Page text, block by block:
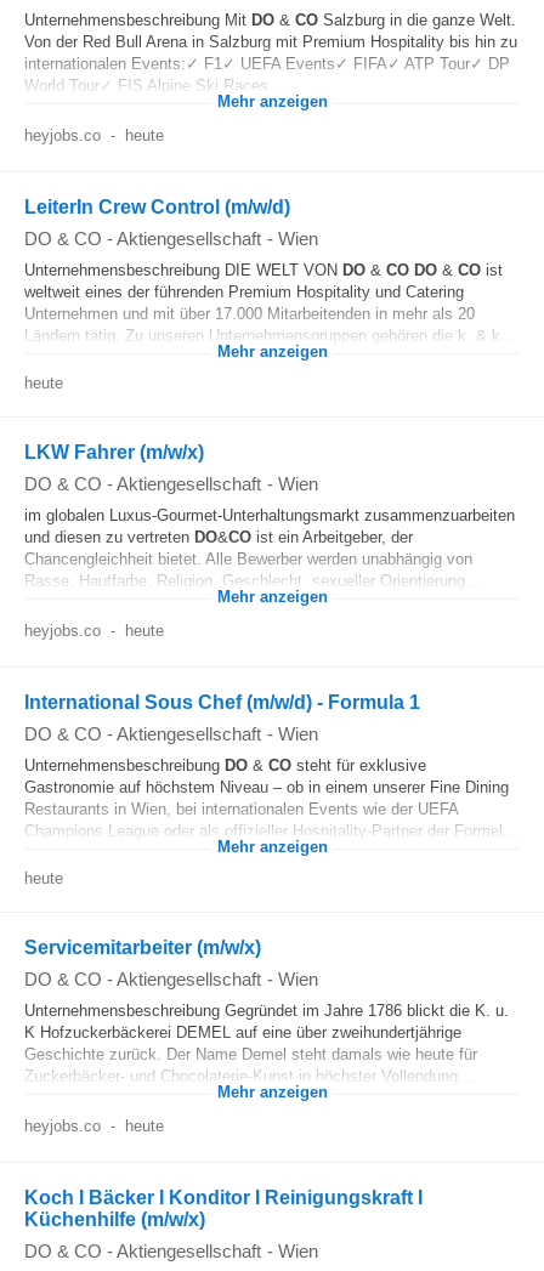
Unternehmensbeschreibung Mit DO & CO Salzburg in die ganze Welt.
Von der Red Bull Arena in Salzburg mit Premium Hospitality bis hin zu
internationalen Events:✓ F1✓ UEFA Events✓ FIFA✓ ATP Tour✓ DP
World Tour✓ FIS Alpine Ski Races...
Mehr anzeigen
heyjobs.co - heute
LeiterIn Crew Control (m/w/d)
DO & CO - Aktiengesellschaft - Wien
Unternehmensbeschreibung DIE WELT VON DO & CO DO & CO ist
weltweit eines der führenden Premium Hospitality und Catering
Unternehmen und mit über 17.000 Mitarbeitenden in mehr als 20
Ländern tätig. Zu unseren Unternehmensgruppen gehören die k. & k...
Mehr anzeigen
heute
LKW Fahrer (m/w/x)
DO & CO - Aktiengesellschaft - Wien
im globalen Luxus-Gourmet-Unterhaltungsmarkt zusammenzuarbeiten
und diesen zu vertreten DO&CO ist ein Arbeitgeber, der
Chancengleichheit bietet. Alle Bewerber werden unabhängig von
Rasse, Hautfarbe, Religion, Geschlecht, sexueller Orientierung...
Mehr anzeigen
heyjobs.co - heute
International Sous Chef (m/w/d) - Formula 1
DO & CO - Aktiengesellschaft - Wien
Unternehmensbeschreibung DO & CO steht für exklusive
Gastronomie auf höchstem Niveau – ob in einem unserer Fine Dining
Restaurants in Wien, bei internationalen Events wie der UEFA
Champions League oder als offizieller Hospitality-Partner der Formel...
Mehr anzeigen
heute
Servicemitarbeiter (m/w/x)
DO & CO - Aktiengesellschaft - Wien
Unternehmensbeschreibung Gegründet im Jahre 1786 blickt die K. u.
K Hofzuckerbäckerei DEMEL auf eine über zweihundertjährige
Geschichte zurück. Der Name Demel steht damals wie heute für
Zuckerbäcker- und Chocolaterie-Kunst in höchster Vollendung....
Mehr anzeigen
heyjobs.co - heute
Koch I Bäcker I Konditor I Reinigungskraft I
Küchenhilfe (m/w/x)
DO & CO - Aktiengesellschaft - Wien